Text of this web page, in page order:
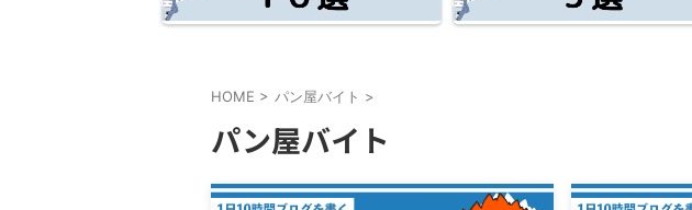
HOME > パン屋バイト >
パン屋バイト